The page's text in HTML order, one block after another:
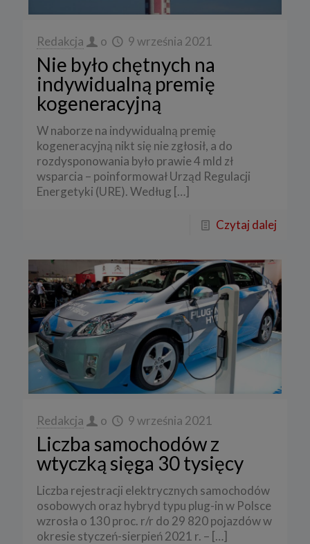
Redakcja o 9 września 2021
Nie było chętnych na
indywidualną premię
kogeneracyjną
W naborze na indywidualną premię
kogeneracyjną nikt się nie zgłosił, a do
rozdysponowania było prawie 4 mld zł
wsparcia – poinformował Urząd Regulacji
Energetyki (URE). Według […]
Czytaj dalej
Redakcja o 9 września 2021
Liczba samochodów z
wtyczką sięga 30 tysięcy
Liczba rejestracji elektrycznych samochodów
osobowych oraz hybryd typu plug-in w Polsce
wzrosła o 130 proc. r/r do 29 820 pojazdów w
okresie styczeń-sierpień 2021 r. – […]